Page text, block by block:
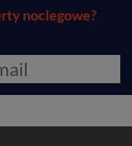
noclegowe?